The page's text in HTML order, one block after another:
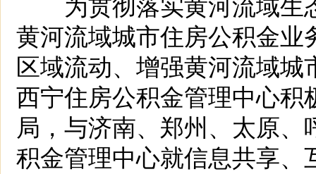
黄河流域城市住房公积金
区域流动、增强黄河流域
西宁住房公积金管理中心
局，与济南、郑州、太原
积金管理中心就信息共享